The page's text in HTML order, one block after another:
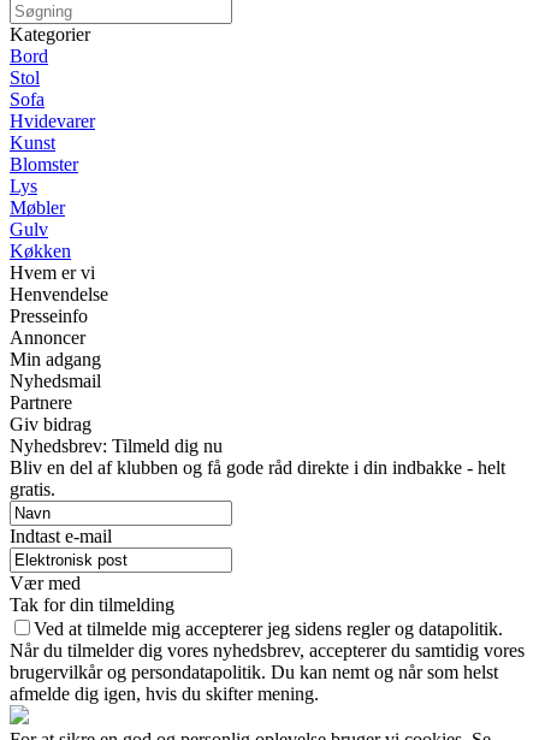
Kategorier
Bord
Stol
Sofa
Hvidevarer
Kunst
Blomster
Lys
Møbler
Gulv
Køkken
Hvem er vi
Henvendelse
Presseinfo
Annoncer
Min adgang
Nyhedsmail
Partnere
Giv bidrag
Nyhedsbrev: Tilmeld dig nu
Bliv en del af klubben og få gode råd direkte i din indbakke - helt
gratis.
Indtast e-mail
Vær med
Tak for din tilmelding
Ved at tilmelde mig accepterer jeg sidens regler og datapolitik.
Når du tilmelder dig vores nyhedsbrev, accepterer du samtidig vores
brugervilkår og persondatapolitik. Du kan nemt og når som helst
afmelde dig igen, hvis du skifter mening.